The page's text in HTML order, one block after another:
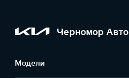
Черномор Авто
Модели